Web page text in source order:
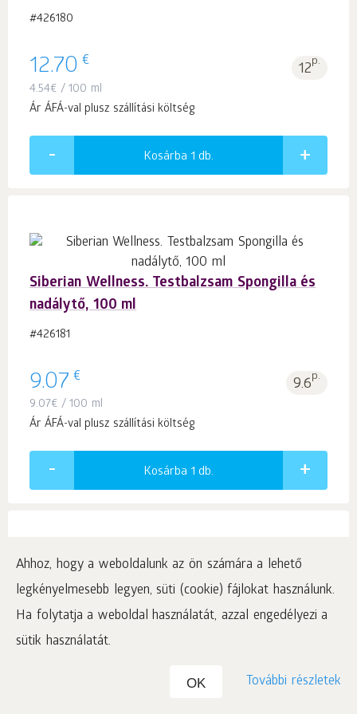
Ahhoz, hogy a weboldalunk az ön számára a lehető
legkényelmesebb legyen, süti (cookie) fájlokat használunk.
Ha folytatja a weboldal használatát, azzal engedélyezi a
sütik használatát.
OK További részletek
#426180
12.70 € 12p.
4.54€ / 100 ml
Ár ÁFÁ-val plusz szállítási költség
Kosárba 1 db.
Siberian Wellness. Testbalzsam Spongilla és
nadálytő, 100 ml
#426181
9.07 € 9.6p.
9.07€ / 100 ml
Ár ÁFÁ-val plusz szállítási költség
Kosárba 1 db.
Siberian Wellness. Basic testbalzsam, 100 ml
#426182